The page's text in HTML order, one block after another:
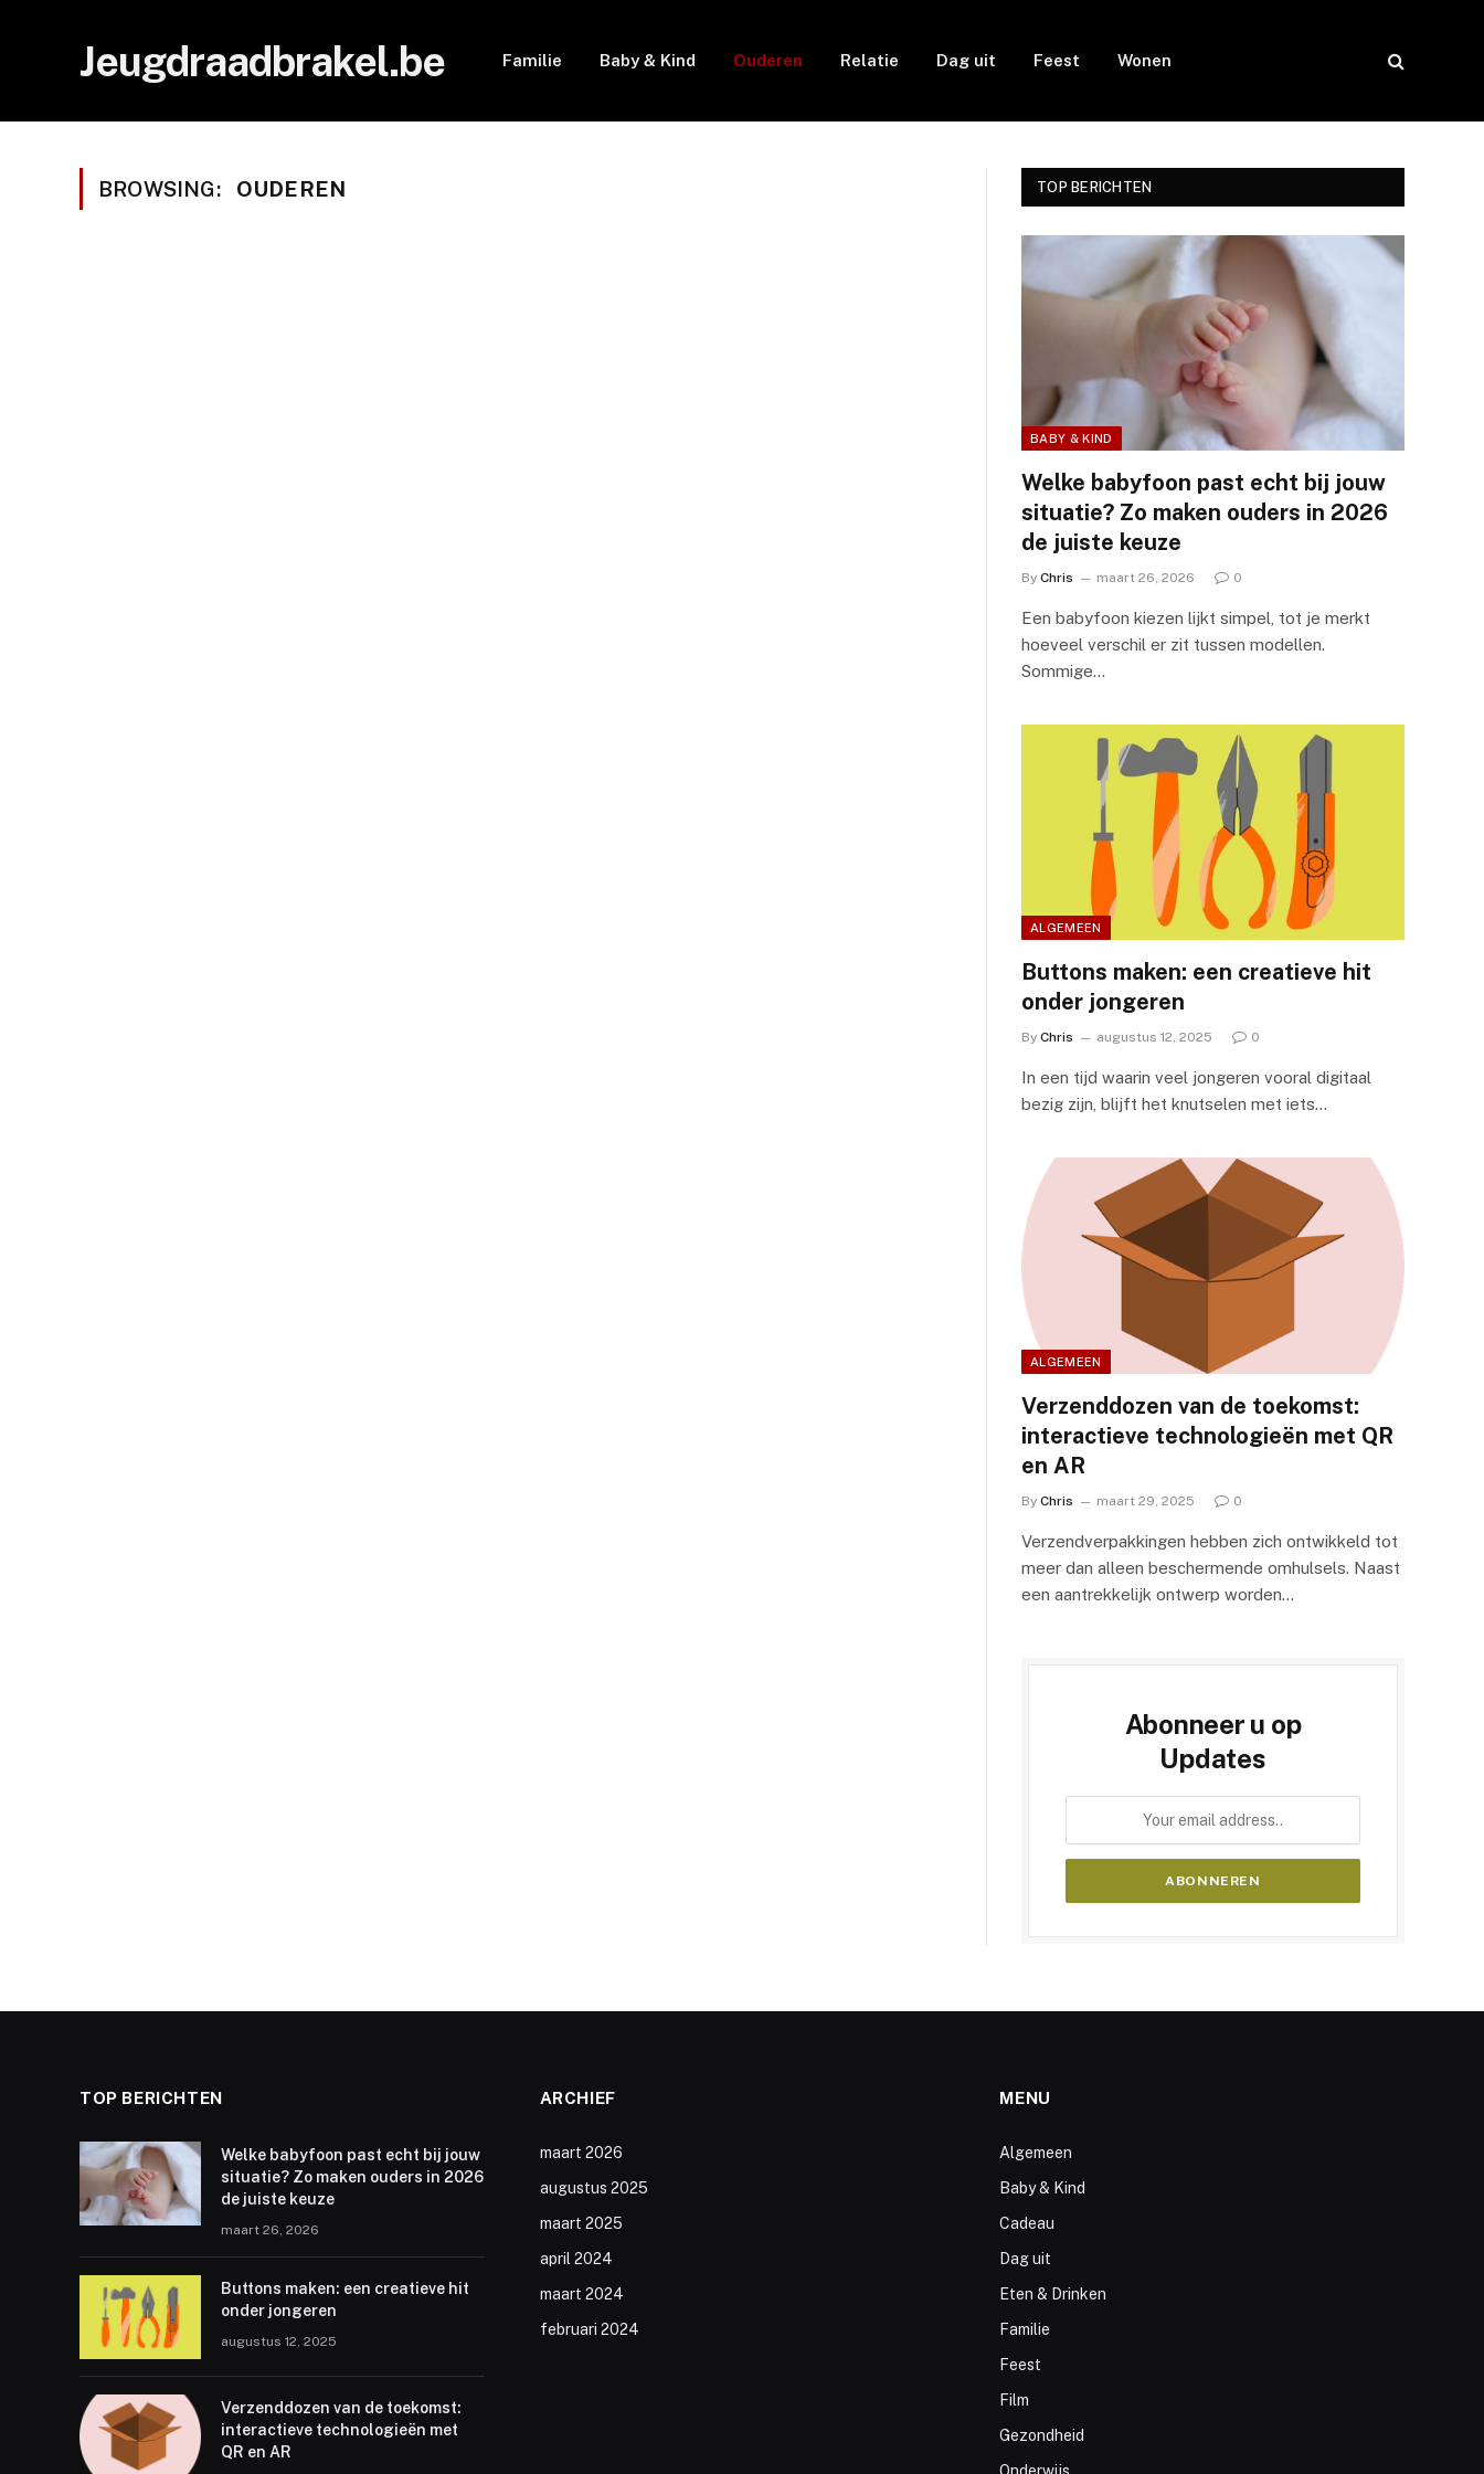
Jeugdraadbrakel.be Familie Baby & Kind Ouderen Relatie Dag uit Feest Wonen
BROWSING: OUDEREN TOP BERICHTEN
BABY & KIND
Welke babyfoon past echt bij jouw
situatie? Zo maken ouders in 2026
de juiste keuze
By Chris maart 26, 2026 0
Een babyfoon kiezen lijkt simpel, tot je merkt
hoeveel verschil er zit tussen modellen.
Sommige…
ALGEMEEN
Buttons maken: een creatieve hit
onder jongeren
By Chris augustus 12, 2025 0
In een tijd waarin veel jongeren vooral digitaal
bezig zijn, blijft het knutselen met iets…
ALGEMEEN
Verzenddozen van de toekomst:
interactieve technologieën met QR
en AR
By Chris maart 29, 2025 0
Verzendverpakkingen hebben zich ontwikkeld tot
meer dan alleen beschermende omhulsels. Naast
een aantrekkelijk ontwerp worden…
Abonneer u op
Updates
TOP BERICHTEN
Welke babyfoon past echt bij jouw
situatie? Zo maken ouders in 2026
de juiste keuze
maart 26, 2026
Buttons maken: een creatieve hit
onder jongeren
augustus 12, 2025
Verzenddozen van de toekomst:
interactieve technologieën met
QR en AR
ARCHIEF
maart 2026
augustus 2025
maart 2025
april 2024
maart 2024
februari 2024
MENU
Algemeen
Baby & Kind
Cadeau
Dag uit
Eten & Drinken
Familie
Feest
Film
Gezondheid
Onderwijs